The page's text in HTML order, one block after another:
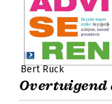
Bert Ruck
Overtuigend